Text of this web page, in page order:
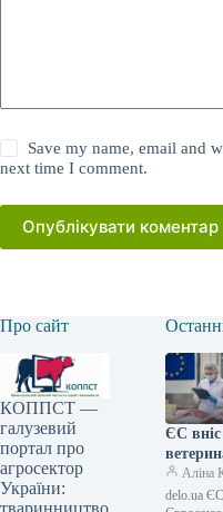
Save my name, email and
next time I comment.
Опублікувати коментар
Про сайт
КОППСТ —
галузевий
портал про
агросектор
України:
тваринництво
ЄС вніс
Аліна
delo.ua ЄС